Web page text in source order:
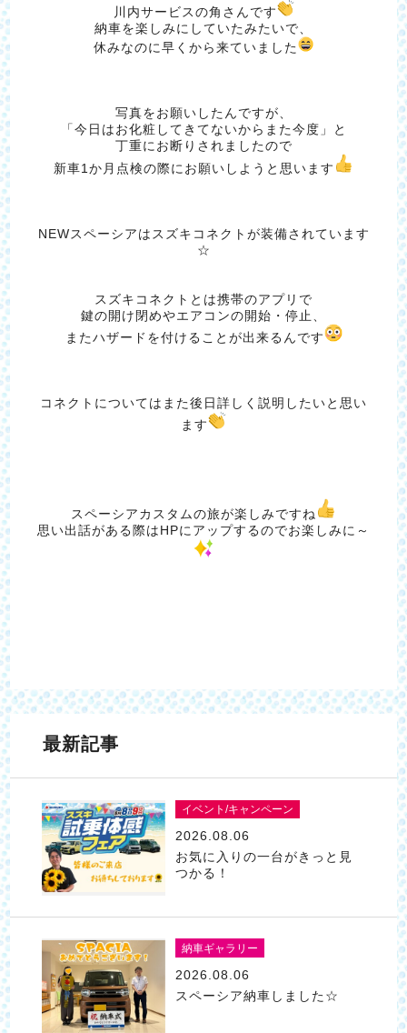
川内サービスの角さんです
納車を楽しみにしていたみたいで、
休みなのに早くから来ていました
写真をお願いしたんですが、
「今日はお化粧してきてないからまた今度」と
丁重にお断りされましたので
新車1か月点検の際にお願いしようと思います
NEWスペーシアはスズキコネクトが装備されています
☆
スズキコネクトとは携帯のアプリで
鍵の開け閉めやエアコンの開始・停止、
またハザードを付けることが出来るんです
コネクトについてはまた後日詳しく説明したいと思い
ます
スペーシアカスタムの旅が楽しみですね
思い出話がある際はHPにアップするのでお楽しみに～
最新記事
イベント/キャンペーン
2026.08.06
お気に入りの一台がきっと見
つかる！
納車ギャラリー
2026.08.06
スペーシア納車しました☆